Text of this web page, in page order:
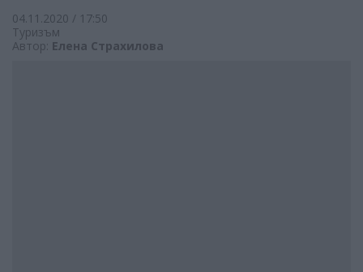
04.11.2020 / 17:50
Туризъм
Автор: Елена Страхилова